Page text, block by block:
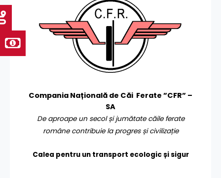
Compania Națională de Căi Ferate ”CFR” –
SA
De aproape un secol și jumătate căile ferate
române contribuie la progres și civilizație
Calea pentru un transport ecologic și sigur